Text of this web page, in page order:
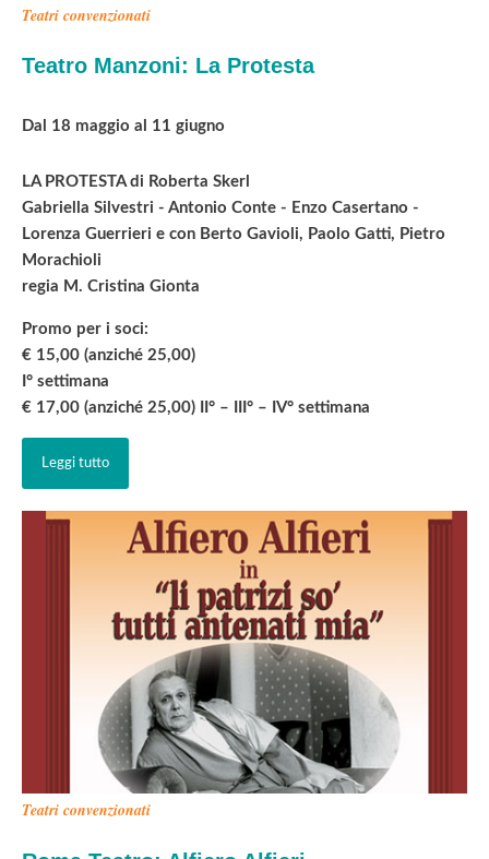
Teatri convenzionati
Teatro Manzoni: La Protesta
Dal 18 maggio al 11 giugno
LA PROTESTA di Roberta Skerl
Gabriella Silvestri - Antonio Conte - Enzo Casertano -
Lorenza Guerrieri e con Berto Gavioli, Paolo Gatti, Pietro
Morachioli
regia M. Cristina Gionta
Promo per i soci:
€ 15,00 (anziché 25,00)
I° settimana
€ 17,00 (anziché 25,00) II° – III° – IV° settimana
Leggi tutto
Teatri convenzionati